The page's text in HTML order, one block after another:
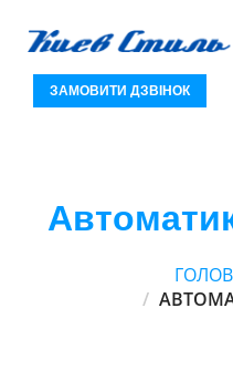
ЗАМОВИТИ ДЗВІНОК